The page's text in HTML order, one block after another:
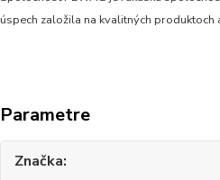
úspech založila na kvalitných
Parametre
Značka